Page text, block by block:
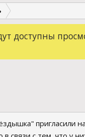
доступны
пригласили